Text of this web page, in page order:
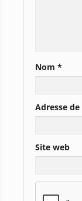
Nom*
Adresse
Site web